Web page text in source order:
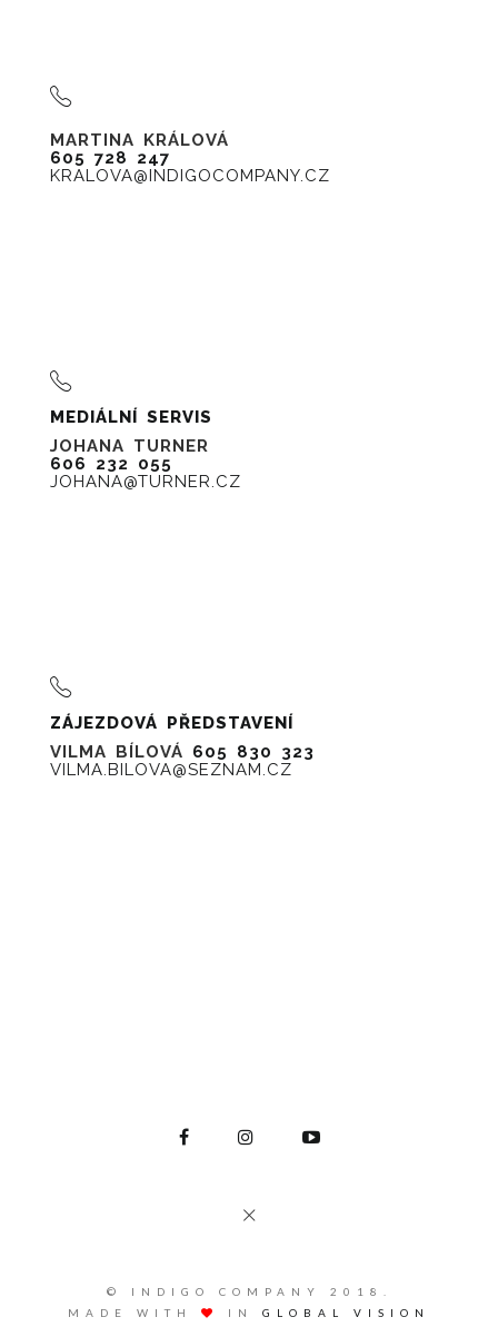
MARTINA KRÁLOVÁ
605 728 247
KRALOVA@INDIGOCOMPANY.CZ
MEDIÁLNÍ SERVIS
JOHANA TURNER
606 232 055
JOHANA@TURNER.CZ
ZÁJEZDOVÁ PŘEDSTAVENÍ
VILMA BÍLOVÁ 605 830 323
VILMA.BILOVA@SEZNAM.CZ
© INDIGO COMPANY 2018.
MADE WITH
IN GLOBAL VISION